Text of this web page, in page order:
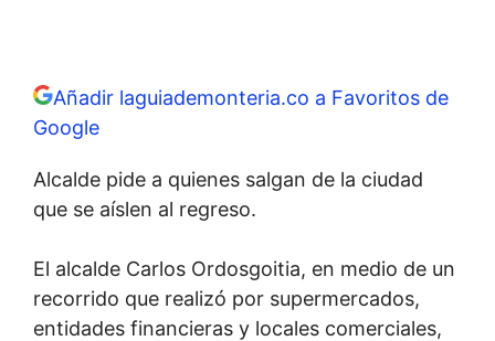
Añadir laguiademonteria.co a Favoritos de
Google
Alcalde pide a quienes salgan de la ciudad
que se aíslen al regreso.
El alcalde Carlos Ordosgoitia, en medio de un
recorrido que realizó por supermercados,
entidades financieras y locales comerciales,